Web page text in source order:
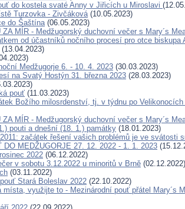
do kostela svaté Anny v Jiřicích u Miroslavi
Turzovka - Zivčáková(10.05.2023)
do Šaštína(06.05.2023)
ZA MÍR - Medžugorský duchovní večer s Mary´s
od účastníků nočního procesí pro otce biskupa
(13.04.2023)
Medžugorje 6. - 10. 4. 2023 (30.03.2023)
na Svatý Hostýn 31. března 2023 (28.03.2023)
pouť (11.03.2023)
Božího milosrdenství, tj. v týdnu po
ZA MÍR - Medžugorský duchovní večer s Mary´s
pouti a dnešní (18. 1.) památky (18.01.2023)
začátek řešení vašich problémů je ve svátosti
DO MEDŽUGORJE 27. 12. 2022 - 1. 1. 2023
2022 (06.12.2022)
v sobotu 3.12.2022 u minoritů v Brně (02.12.2022)
(03.11.2022)
Stará Boleslav 2022 (22.10.2022)
využijte to - Mezinárodní pouť přátel Mary´s